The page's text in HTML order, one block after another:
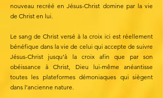
nouveau recréé en Jésus-Christ domine par la vie
de Christ en lui.
Le sang de Christ versé à la croix ici est réellement
bénéfique dans la vie de celui qui accepte de suivre
Jésus-Christ jusqu’à la croix afin que par son
obéissance à Christ, Dieu lui-même anéantisse
toutes les plateformes démoniaques qui siègent
dans l’ancienne nature.